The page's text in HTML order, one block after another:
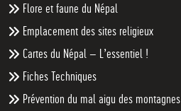
Flore et faune du Népal
Emplacement des sites religieux
Cartes du Népal – L’essentiel !
Fiches Techniques
Prévention du mal aigu des montagnes